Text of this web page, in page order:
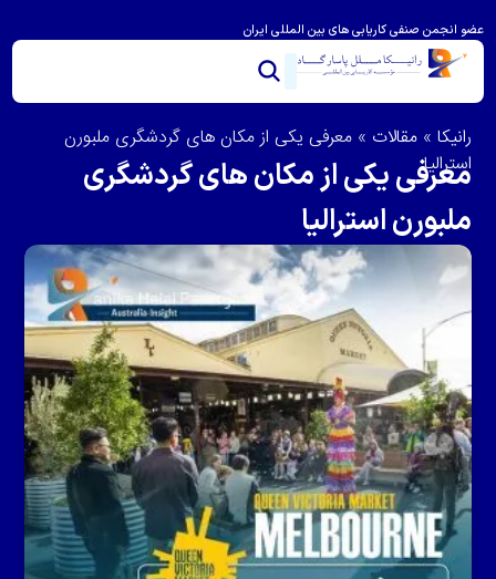
عضو انجمن صنفی کاریابی های بین المللی ایران
رانیکا »مقالات »معرفی یکی از مکان های گردشگری ملبورن
استرالیا
معرفی یکی از مکان های گردشگری
ملبورن استرالیا